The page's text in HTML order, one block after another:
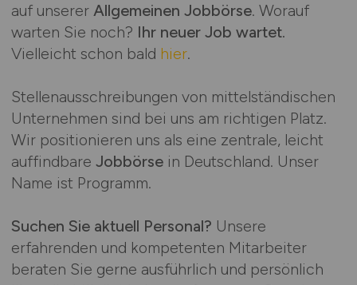
auf unserer Allgemeinen Jobbörse. Worauf
warten Sie noch? Ihr neuer Job wartet.
Vielleicht schon bald hier.
Stellenausschreibungen von mittelständischen
Unternehmen sind bei uns am richtigen Platz.
Wir positionieren uns als eine zentrale, leicht
auffindbare Jobbörsein Deutschland. Unser
Name ist Programm.
Suchen Sie aktuell Personal? Unsere
erfahrenden und kompetenten Mitarbeiter
beraten Sie gerne ausführlich und persönlich